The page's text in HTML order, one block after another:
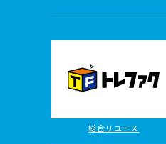
総合リユース